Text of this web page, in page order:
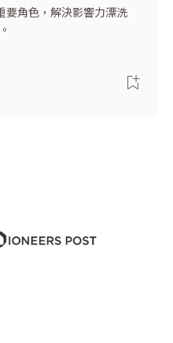
要角色，解決影響力漂洗